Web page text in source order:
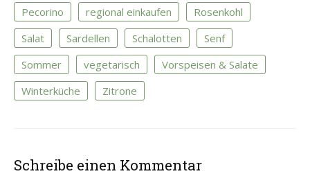
Pecorino
regional einkaufen
Rosenkohl
Salat
Sardellen Schalotten
Senf
Sommer
vegetarisch
Vorspeisen & Salate
Winterküche
Zitrone
Schreibe einen Kommentar